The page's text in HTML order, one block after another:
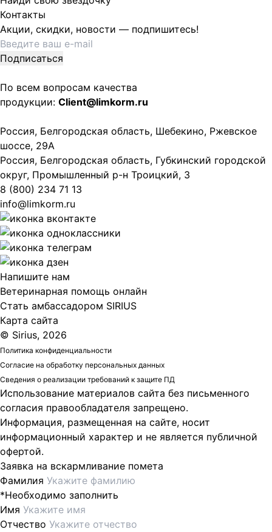
Контакты
Акции, скидки, новости — подпишитесь!
По всем вопросам качества
продукции: Client@limkorm.ru
Россия, Белгородская область, Шебекино, Ржевское
шоссе, 29А
Россия, Белгородская область, Губкинский городской
округ, Промышленный р-н Троицкий, 3
8 (800) 234 71 13
info@limkorm.ru
Напишите нам
Ветеринарная помощь онлайн
Стать амбассадором SIRIUS
Карта сайта
© Sirius, 2026
Политика конфиденциальности
Согласие на обработку персональных данных
Сведения о реализации требований к защите ПД
Использование материалов сайта без письменного
согласия правообладателя запрещено.
Информация, размещенная на сайте, носит
информационный характер и не является публичной
офертой.
Заявка на вскармливание помета
Фамилия
*Необходимо заполнить
Имя
Отчество